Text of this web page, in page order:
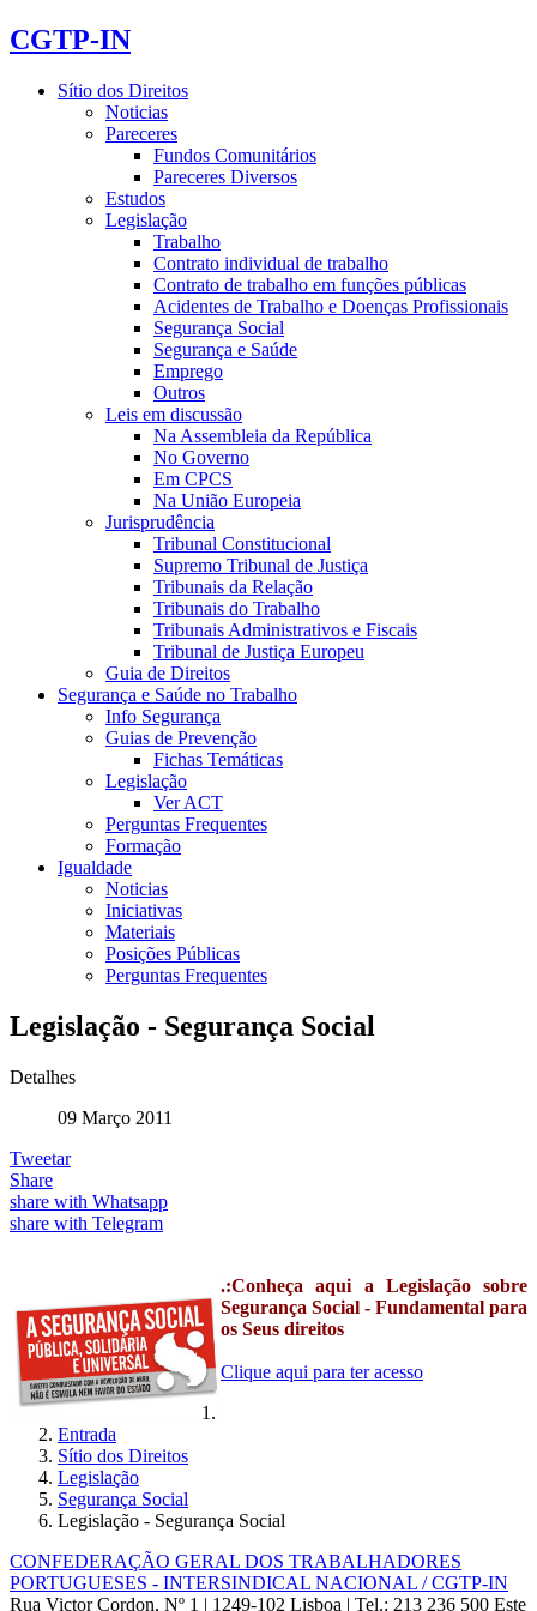
CGTP-IN
Sítio dos Direitos
Noticias
Pareceres
Fundos Comunitários
Pareceres Diversos
Estudos
Legislação
Trabalho
Contrato individual de trabalho
Contrato de trabalho em funções públicas
Acidentes de Trabalho e Doenças Profissionais
Segurança Social
Segurança e Saúde
Emprego
Outros
Leis em discussão
Na Assembleia da República
No Governo
Em CPCS
Na União Europeia
Jurisprudência
Tribunal Constitucional
Supremo Tribunal de Justiça
Tribunais da Relação
Tribunais do Trabalho
Tribunais Administrativos e Fiscais
Tribunal de Justiça Europeu
Guia de Direitos
Segurança e Saúde no Trabalho
Info Segurança
Guias de Prevenção
Fichas Temáticas
Legislação
Ver ACT
Perguntas Frequentes
Formação
Igualdade
Noticias
Iniciativas
Materiais
Posições Públicas
Perguntas Frequentes
Legislação - Segurança Social
Detalhes
09 Março 2011
Tweetar
Share
share with Whatsapp
share with Telegram
.:Conheça aqui a Legislação sobre
Segurança Social - Fundamental para
os Seus direitos
Clique aqui para ter acesso
Entrada
Sítio dos Direitos
Legislação
Segurança Social
Legislação - Segurança Social
CONFEDERAÇÃO GERAL DOS TRABALHADORES
PORTUGUESES - INTERSINDICAL NACIONAL / CGTP-IN
Rua Victor Cordon, Nº 1 | 1249-102 Lisboa | Tel.: 213 236 500 Este